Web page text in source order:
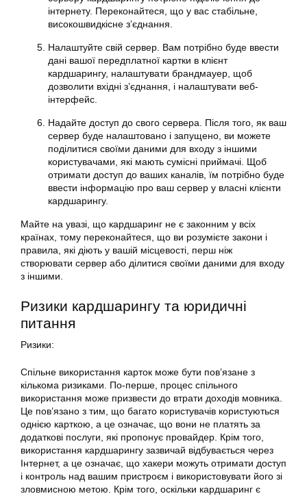
інтернету. Переконайтеся, що у вас стабільне,
високошвидкісне з’єднання.
Налаштуйте свій сервер. Вам потрібно буде ввести
дані вашої передплатної картки в клієнт
кардшарингу, налаштувати брандмауер, щоб
дозволити вхідні з’єднання, і налаштувати веб-
інтерфейс.
Надайте доступ до свого сервера. Після того, як ваш
сервер буде налаштовано і запущено, ви можете
поділитися своїми даними для входу з іншими
користувачами, які мають сумісні приймачі. Щоб
отримати доступ до ваших каналів, їм потрібно буде
ввести інформацію про ваш сервер у власні клієнти
кардшарингу.
Майте на увазі, що кардшаринг не є законним у всіх
країнах, тому переконайтеся, що ви розумієте закони і
правила, які діють у вашій місцевості, перш ніж
створювати сервер або ділитися своїми даними для входу
з іншими.
Ризики кардшарингу та юридичні
питання
Ризики:
Спільне використання карток може бути пов’язане з
кількома ризиками. По-перше, процес спільного
використання може призвести до втрати доходів мовника.
Це пов’язано з тим, що багато користувачів користуються
однією карткою, а це означає, що вони не платять за
додаткові послуги, які пропонує провайдер. Крім того,
використання кардшарингу зазвичай відбувається через
Інтернет, а це означає, що хакери можуть отримати доступ
і контроль над вашим пристроєм і використовувати його зі
зловмисною метою. Крім того, оскільки кардшаринг є